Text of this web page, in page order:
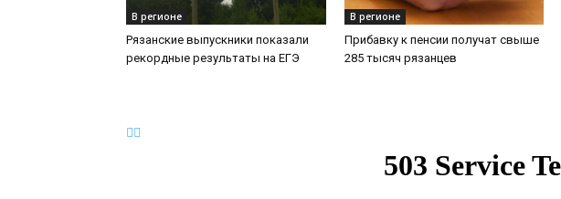
В регионе
Рязанские выпускники показали
рекордные результаты на ЕГЭ
В регионе
Прибавку к пенсии получат свыше
285 тысяч рязанцев